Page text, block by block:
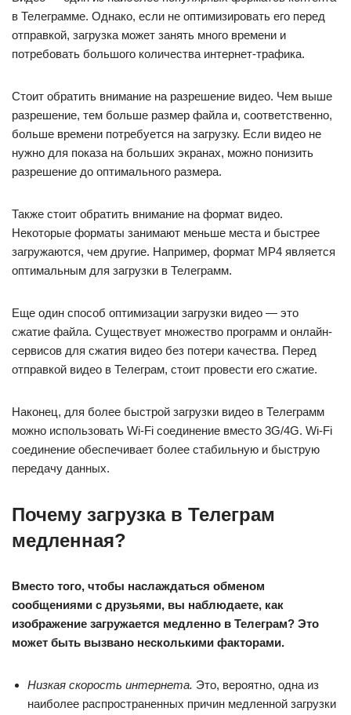
в Телеграмме. Однако, если не оптимизировать его перед
отправкой, загрузка может занять много времени и
потребовать большого количества интернет-трафика.
Стоит обратить внимание на разрешение видео. Чем выше
разрешение, тем больше размер файла и, соответственно,
больше времени потребуется на загрузку. Если видео не
нужно для показа на больших экранах, можно понизить
разрешение до оптимального размера.
Также стоит обратить внимание на формат видео.
Некоторые форматы занимают меньше места и быстрее
загружаются, чем другие. Например, формат MP4 является
оптимальным для загрузки в Телеграмм.
Еще один способ оптимизации загрузки видео — это
сжатие файла. Существует множество программ и онлайн-
сервисов для сжатия видео без потери качества. Перед
отправкой видео в Телеграм, стоит провести его сжатие.
Наконец, для более быстрой загрузки видео в Телеграмм
можно использовать Wi-Fi соединение вместо 3G/4G. Wi-Fi
соединение обеспечивает более стабильную и быструю
передачу данных.
Почему загрузка в Телеграм
медленная?
Вместо того, чтобы наслаждаться обменом
сообщениями с друзьями, вы наблюдаете, как
изображение загружается медленно в Телеграм? Это
может быть вызвано несколькими факторами.
Низкая скорость интернета. Это, вероятно, одна из
наиболее распространенных причин медленной загрузки